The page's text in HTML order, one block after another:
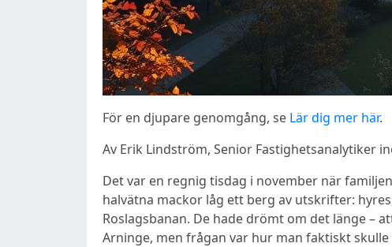
För en djupare genomgång, se Lär dig mer här.
Av Erik Lindström, Senior Fastighetsanalytiker
Det var en regnig tisdag i november när
halvätna mackor låg ett berg av utskrifter:
Roslagsbanan. De hade drömt om det länge –
Arninge, men frågan var hur man faktiskt